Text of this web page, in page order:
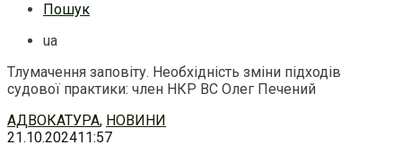
Пошук
ua
Тлумачення заповіту. Необхідність зміни підходів
судової практики: член НКР ВС Олег Печений
Перейти
до
АДВОКАТУРА, НОВИНИ
21.10.202411:57